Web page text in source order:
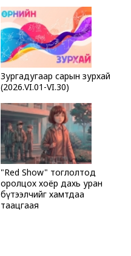
Зургадугаар сарын зурхай
(2026.VI.01-VI.30)
"Red Show" тоглолтод
оролцох хоёр дахь уран
бүтээлчийг хамтдаа
таацгаая